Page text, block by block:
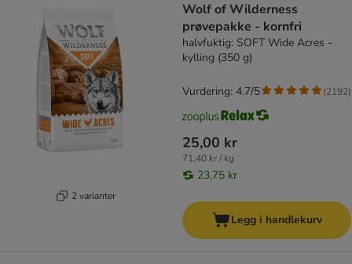
2 varianter
Wolf of Wilderness
prøvepakke - kornfri
halvfuktig: SOFT Wide Acres -
kylling (350 g)
25,00 kr
71,40 kr / kg
23,75 kr
Vurdering: 4.7/5 (2192)
Legg i handlekurv